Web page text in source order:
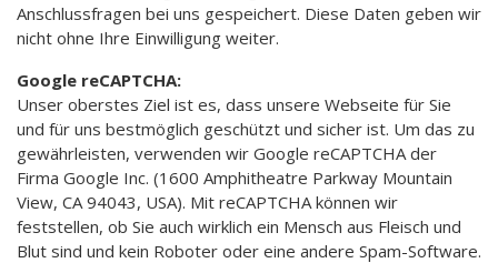
Anschlussfragen bei uns gespeichert. Diese Daten geben wir
nicht ohne Ihre Einwilligung weiter.
Google reCAPTCHA:
Unser oberstes Ziel ist es, dass unsere Webseite für Sie
und für uns bestmöglich geschützt und sicher ist. Um das zu
gewährleisten, verwenden wir Google reCAPTCHA der
Firma Google Inc. (1600 Amphitheatre Parkway Mountain
View, CA 94043, USA). Mit reCAPTCHA können wir
feststellen, ob Sie auch wirklich ein Mensch aus Fleisch und
Blut sind und kein Roboter oder eine andere Spam-Software.